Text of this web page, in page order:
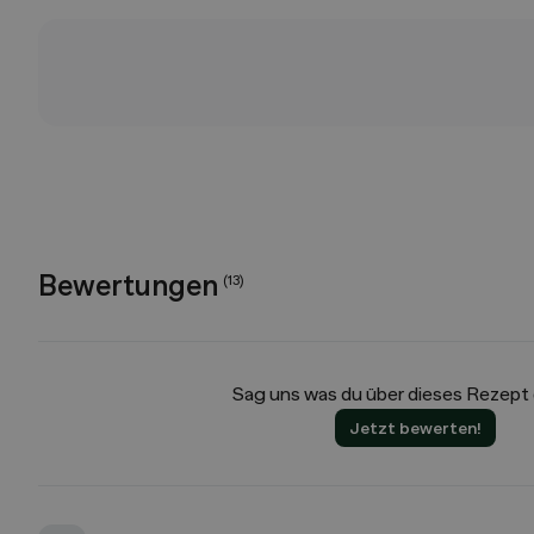
Bewertungen (13)
Sag uns was du über dieses
Jetzt bewerten!